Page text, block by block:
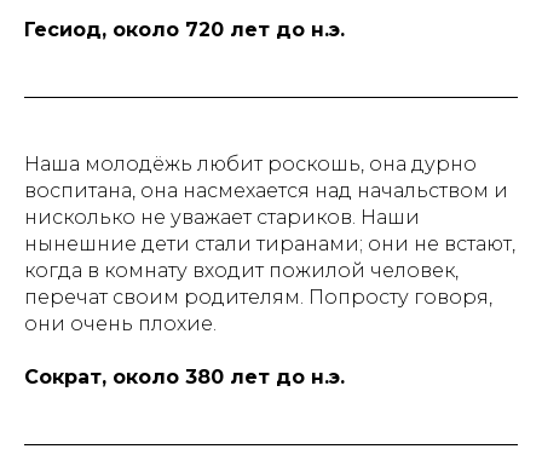
Гесиод, около 720 лет до н.э.
Наша молодёжь любит роскошь, она дурно
воспитана, она насмехается над начальством и
нисколько не уважает стариков. Наши
нынешние дети стали тиранами; они не встают,
когда в комнату входит пожилой человек,
перечат своим родителям. Попросту говоря,
они очень плохие.
Сократ, около 380 лет до н.э.